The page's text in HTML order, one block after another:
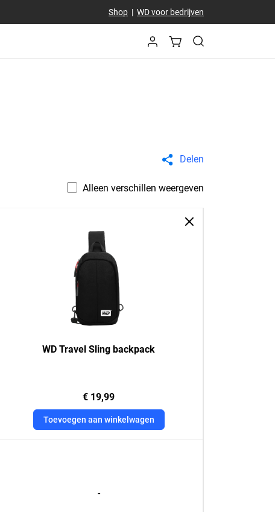
Shop| WD voor bedrijven
Delen
Alleen verschillen weergeven
WD Travel Sling backpack
€ 19,99
Toevoegen aan winkelwagen
-